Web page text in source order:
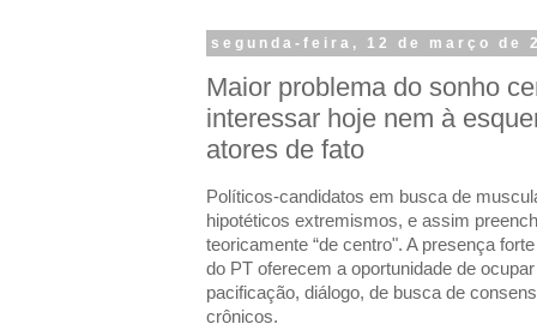
segunda-feira, 12 de março de
Maior problema do sonho
interessar hoje nem à
atores de fato
Políticos-candidatos em busca de
hipotéticos extremismos, e assim
teoricamente “de centro". A presença
do PT oferecem a oportunidade de
pacificação, diálogo, de busca de
crônicos.